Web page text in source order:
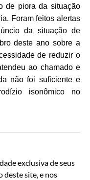
de piora da situação
Foram feitos alertas
da situação de
deste ano sobre a
de reduzir o
ao chamado e
não foi suficiente e
isonômico no
exclusiva de seus
deste site, e nos